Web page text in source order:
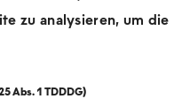
zu analysieren, um die